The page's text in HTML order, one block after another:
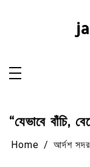
“যেভাবে বাঁচি,
Home আর্দশ সদর